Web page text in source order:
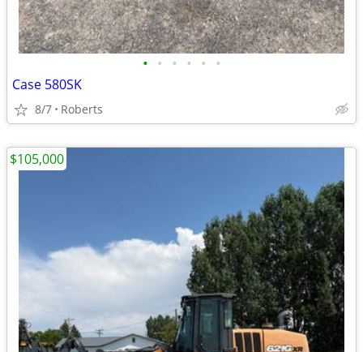
• • • • • •
Case 580SK
8/7 Roberts
$105,000